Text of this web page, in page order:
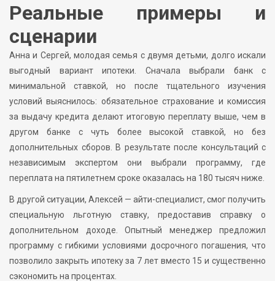
Реальные примеры и
сценарии
Анна и Сергей, молодая семья с двумя детьми, долго искали
выгодный вариант ипотеки. Сначала выбрали банк с
минимальной ставкой, но после тщательного изучения
условий выяснилось: обязательное страхование и комиссия
за выдачу кредита делают итоговую переплату выше, чем в
другом банке с чуть более высокой ставкой, но без
дополнительных сборов. В результате после консультаций с
независимым экспертом они выбрали программу, где
переплата на пятилетнем сроке оказалась на 180 тысяч ниже.
В другой ситуации, Алексей — айти-специалист, смог получить
специальную льготную ставку, предоставив справку о
дополнительном доходе. Опытный менеджер предложил
программу с гибкими условиями досрочного погашения, что
позволило закрыть ипотеку за 7 лет вместо 15 и существенно
сэкономить на процентах.